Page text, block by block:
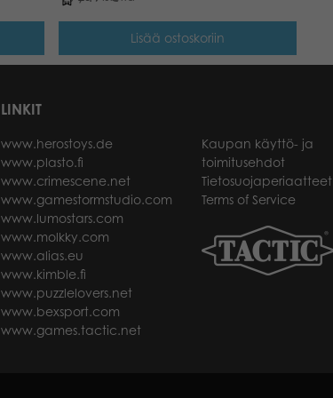
Lisää ostoskoriin
LINKIT
www.herostoys.de
www.plasto.fi
www.crimescene.net
www.gamestormstudio.com
www.lumostars.com
www.molkky.com
www.alias.eu
www.kimble.fi
www.puzzlelovers.net
www.bexsport.com
www.games.tactic.net
Kaupan käyttö- ja
toimitusehdot
Tietosuojaperiaatteet
Terms of Service